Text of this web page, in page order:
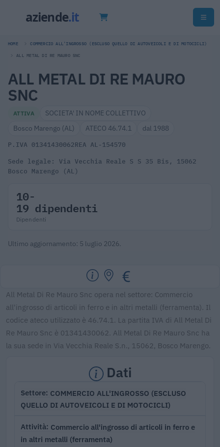
HOME COMMERCIO ALL'INGROSSO (ESCLUSO QUELLO DI AUTOVEICOLI E DI MOTOCICLI)
ALL METAL DI RE MAURO SNC
ALL METAL DI RE MAURO
SNC
ATTIVA
SOCIETA' IN NOME COLLETTIVO
Bosco Marengo (AL)
ATECO 46.74.1 dal 1988
P.IVA 01341430062REA AL-154570
Sede legale: Via Vecchia Reale S S 35 Bis, 15062
Bosco Marengo (AL)
10-
19 dipendenti
Dipendenti
Ultimo aggiornamento: 5 luglio 2026.
All Metal Di Re Mauro Snc opera nel settore: Commercio
all'ingrosso di articoli in ferro e in altri metalli (ferramenta). Il
codice ateco utilizzato è 46.74.1. La partita IVA di All Metal Di
Re Mauro Snc è 01341430062. All Metal Di Re Mauro Snc ha
la sua sede in Via Vecchia Reale S.n., 15062, Bosco Marengo.
Dati
Settore COMMERCIO ALL'INGROSSO (ESCLUSO
QUELLO DI AUTOVEICOLI E DI MOTOCICLI)
Attività Commercio all'ingrosso di articoli in ferro e
in altri metalli (ferramenta)